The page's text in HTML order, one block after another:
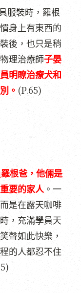
服裝時，羅根
身上有東西的
後，也只是稍
理治療師子晏
明瞭治療犬和
。 (P.65)
根爸，他倆是
要的家人 。一
是在露天咖啡
，充滿學員天
聲如此快樂，
的人都忍不住